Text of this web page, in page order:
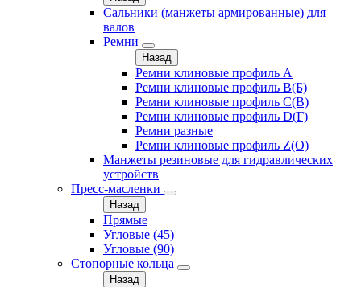
Сальники (манжеты армированные) для
валов
Ремни
Назад
Ремни клиновые профиль A
Ремни клиновые профиль B(Б)
Ремни клиновые профиль C(В)
Ремни клиновые профиль D(Г)
Ремни разные
Ремни клиновые профиль Z(О)
Манжеты резиновые для гидравлических
устройств
Пресс-масленки
Назад
Прямые
Угловые (45)
Угловые (90)
Стопорные кольца
Назад